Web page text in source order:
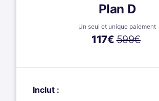
Plan D
Un seul et unique paiement
117€599€
Inclut :